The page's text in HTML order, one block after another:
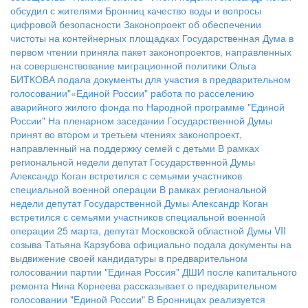
обсудил с жителями Бронниц качество воды и вопросы
цифровой безопасности Законопроект об обеспечении
чистоты на контейнерных площадках Государственная Дума в
первом чтении приняла пакет законопроектов, направленных
на совершенствование миграционной политики Ольга
БИТКОВА подала документы для участия в предварительном
голосовании"«Единой России" работа по расселению
аварийного жилого фонда по Народной программе "Единой
России" На пленарном заседании Государственной Думы
принят во втором и третьем чтениях законопроект,
направленный на поддержку семей с детьми В рамках
региональной недели депутат Государственной Думы
Александр Коган встретился с семьями участников
специальной военной операции В рамках региональной
недели депутат Государственной Думы Александр Коган
встретился с семьями участников специальной военной
операции 25 марта, депутат Московской областной Думы VII
созыва Татьяна Карзубова официально подала документы на
выдвижение своей кандидатуры в предварительном
голосовании партии "Единая Россия" ДШИ после капитального
ремонта Нина Корнеева рассказывает о предварительном
голосовании "Единой России" В Бронницах реализуется